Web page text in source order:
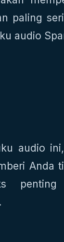
paling
audio
audio
Anda